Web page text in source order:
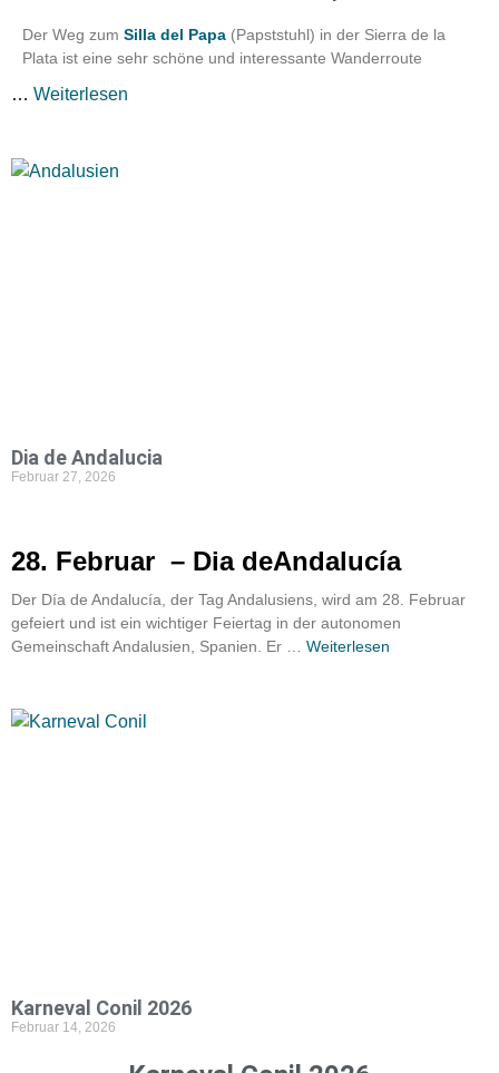
Der Weg zum Silla del Papa (Papststuhl) in der Sierra de la
Plata ist eine sehr schöne und interessante Wanderroute
… Weiterlesen
Dia de Andalucia
Februar 27, 2026
28. Februar – Dia deAndalucía
Der Día de Andalucía, der Tag Andalusiens, wird am 28. Februar
gefeiert und ist ein wichtiger Feiertag in der autonomen
Gemeinschaft Andalusien, Spanien. Er … Weiterlesen
Karneval Conil 2026
Februar 14, 2026